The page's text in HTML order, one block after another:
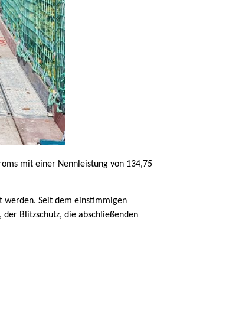
mit einer Nennleistung von 134,75
werden. Seit dem einstimmigen
Blitzschutz, die abschließenden